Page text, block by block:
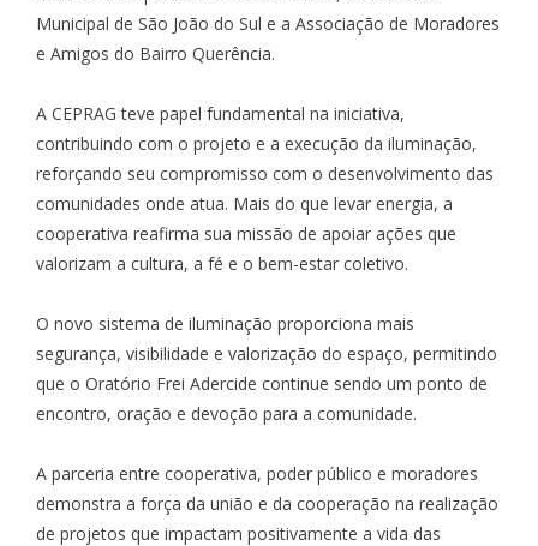
Municipal de São João do Sul e a Associação de Moradores
e Amigos do Bairro Querência.
A CEPRAG teve papel fundamental na iniciativa,
contribuindo com o projeto e a execução da iluminação,
reforçando seu compromisso com o desenvolvimento das
comunidades onde atua. Mais do que levar energia, a
cooperativa reafirma sua missão de apoiar ações que
valorizam a cultura, a fé e o bem-estar coletivo.
O novo sistema de iluminação proporciona mais
segurança, visibilidade e valorização do espaço, permitindo
que o Oratório Frei Adercide continue sendo um ponto de
encontro, oração e devoção para a comunidade.
A parceria entre cooperativa, poder público e moradores
demonstra a força da união e da cooperação na realização
de projetos que impactam positivamente a vida das